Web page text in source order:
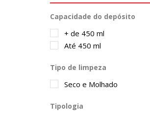
Capacidade do depósito
+ de 450 ml
Até 450 ml
Tipo de limpeza
Seco e Molhado
Tipologia